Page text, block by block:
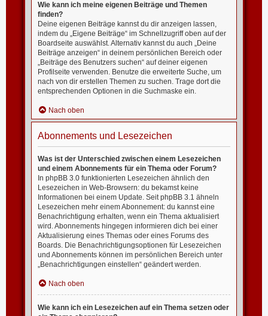
Wie kann ich meine eigenen Beiträge und Themen
finden?
Deine eigenen Beiträge kannst du dir anzeigen lassen,
indem du „Eigene Beiträge“ im Schnellzugriff oben auf der
Boardseite auswählst. Alternativ kannst du auch „Deine
Beiträge anzeigen“ in deinem persönlichen Bereich oder
„Beiträge des Benutzers suchen“ auf deiner eigenen
Profilseite verwenden. Benutze die erweiterte Suche, um
nach von dir erstellen Themen zu suchen. Trage dort die
entsprechenden Optionen in die Suchmaske ein.
Nach oben
Abonnements und Lesezeichen
Was ist der Unterschied zwischen einem Lesezeichen
und einem Abonnements für ein Thema oder Forum?
In phpBB 3.0 funktionierten Lesezeichen ähnlich den
Lesezeichen in Web-Browsern: du bekamst keine
Informationen bei einem Update. Seit phpBB 3.1 ähneln
Lesezeichen mehr einem Abonnement: du kannst eine
Benachrichtigung erhalten, wenn ein Thema aktualisiert
wird. Abonnements hingegen informieren dich bei einer
Aktualisierung eines Themas oder eines Forums des
Boards. Die Benachrichtigungsoptionen für Lesezeichen
und Abonnements können im persönlichen Bereich unter
„Benachrichtigungen einstellen“ geändert werden.
Nach oben
Wie kann ich ein Lesezeichen auf ein Thema setzen oder